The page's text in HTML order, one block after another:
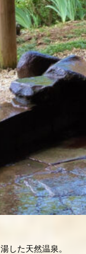
した天然温泉。